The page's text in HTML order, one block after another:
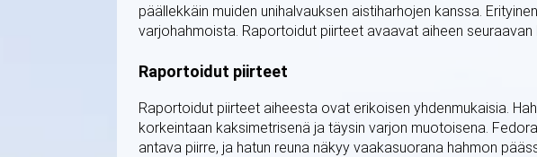
päällekkäin muiden unihalvauksen aistiharhojen kanssa.
varjohahmoista. Raportoidut piirteet avaavat aiheen seuraavan
Raportoidut piirteet
Raportoidut piirteet aiheesta ovat erikoisen yhdenmukaisia.
korkeintaan kaksimetrisenä ja täysin varjon muotoisena.
antava piirre, ja hatun reuna näkyy vaakasuorana hahmon